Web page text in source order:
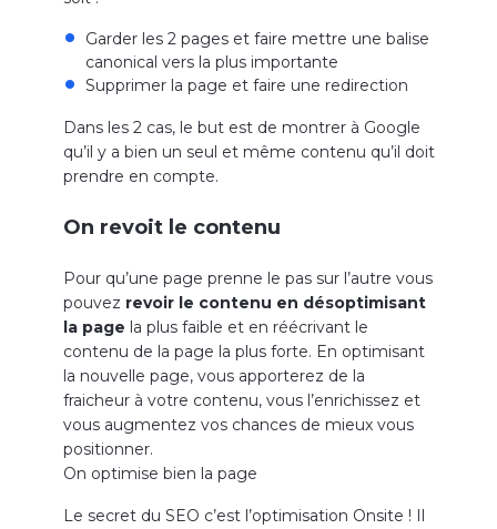
Garder les 2 pages et faire mettre une balise
canonical vers la plus importante
Supprimer la page et faire une redirection
Dans les 2 cas, le but est de montrer à Google
qu’il y a bien un seul et même contenu qu’il doit
prendre en compte.
On revoit le contenu
Pour qu’une page prenne le pas sur l’autre vous
pouvez revoir le contenu en désoptimisant
la page la plus faible et en réécrivant le
contenu de la page la plus forte. En optimisant
la nouvelle page, vous apporterez de la
fraicheur à votre contenu, vous l’enrichissez et
vous augmentez vos chances de mieux vous
positionner.
On optimise bien la page
Le secret du SEO c’est l’optimisation Onsite ! Il